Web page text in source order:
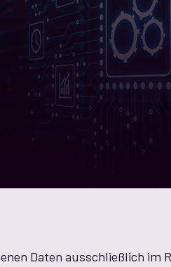
Daten ausschließlich